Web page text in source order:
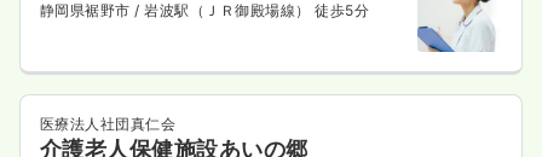
静岡県裾野市/ 岩波駅（ＪＲ御殿場線） 徒歩5分
医療法人社団真仁会
介護老人保健施設あいの郷